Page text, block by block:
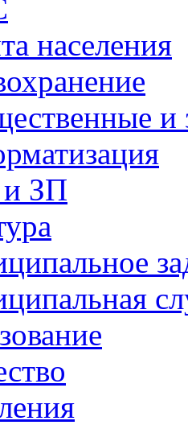
населения
и
ЗП